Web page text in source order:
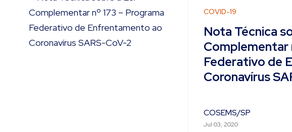
COVID-19
Nota Técnica
Complementar
Federativo de
Coronavírus
COSEMS/SP
Jul 03, 2020